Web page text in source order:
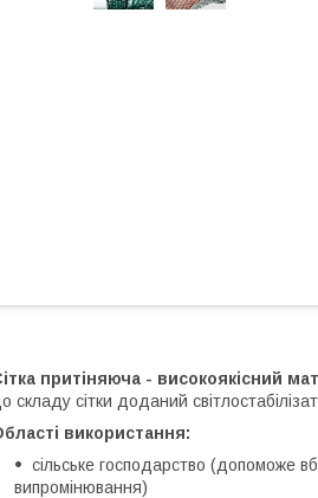
притіняюча - високоякісний
складу сітки доданий
використання:
сільське господарство (допоможе
випромінювання)